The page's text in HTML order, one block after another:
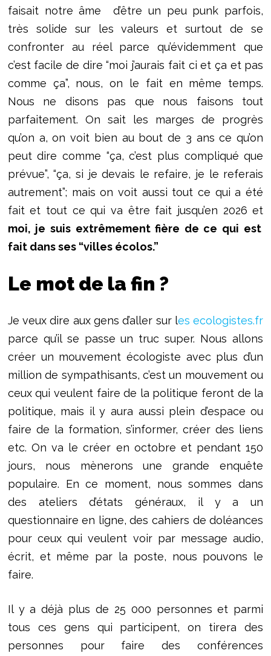
faisait notre âme d’être un peu punk parfois,
très solide sur les valeurs et surtout de se
confronter au réel parce qu’évidemment que
c’est facile de dire “moi j’aurais fait ci et ça et pas
comme ça”, nous, on le fait en même temps.
Nous ne disons pas que nous faisons tout
parfaitement. On sait les marges de progrès
qu’on a, on voit bien au bout de 3 ans ce qu’on
peut dire comme “ça, c’est plus compliqué que
prévue”, “ça, si je devais le refaire, je le referais
autrement”; mais on voit aussi tout ce qui a été
fait et tout ce qui va être fait jusqu’en 2026 et
moi, je suis extrêmement fière de ce qui est
fait dans ses “villes écolos.”
Le mot de la fin ?
Je veux dire aux gens d’aller sur les ecologistes.fr
parce qu’il se passe un truc super. Nous allons
créer un mouvement écologiste avec plus d’un
million de sympathisants, c’est un mouvement ou
ceux qui veulent faire de la politique feront de la
politique, mais il y aura aussi plein d’espace ou
faire de la formation, s’informer, créer des liens
etc. On va le créer en octobre et pendant 150
jours, nous mènerons une grande enquête
populaire. En ce moment, nous sommes dans
des ateliers d’états généraux, il y a un
questionnaire en ligne, des cahiers de doléances
pour ceux qui veulent voir par message audio,
écrit, et même par la poste, nous pouvons le
faire.
Il y a déjà plus de 25 000 personnes et parmi
tous ces gens qui participent, on tirera des
personnes pour faire des conférences